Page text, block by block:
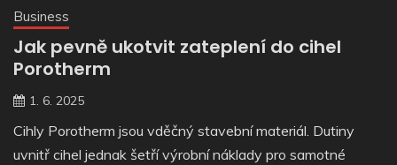
Business
Jak pevně ukotvit zateplení do cihel
Porotherm
1. 6. 2025
Cihly Porotherm jsou vděčný stavební materiál. Dutiny
uvnitř cihel jednak šetří výrobní náklady pro samotné